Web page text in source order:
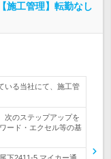
施工管理】転勤なし
いる当社にて、施工管
次のステップアップを
ード・エクセル等の基